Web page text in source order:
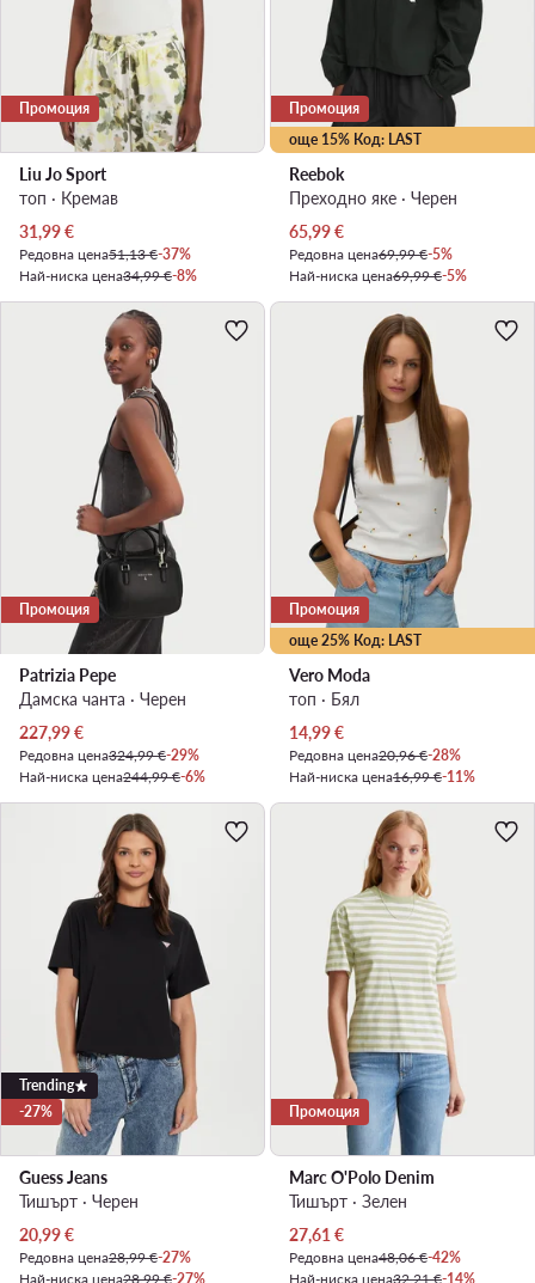
Промоция
Liu Jo Sport
топ · Кремав
Актуална цена
31,99€
Редовна цена51,13 €-37%
Най-ниска цена34,99 €-8%
още 15% Код: LAST
Промоция
Reebok
Преходно яке · Черен
Актуална цена
65,99€
Редовна цена69,99 €-5%
Най-ниска цена69,99 €-5%
Промоция
Patrizia Pepe
Дамска чанта · Черен
Актуална цена
227,99€
Редовна цена324,99 €-29%
Най-ниска цена244,99 €-6%
още 25% Код: LAST
Промоция
Vero Moda
топ · Бял
Актуална цена
14,99€
Редовна цена20,96 €-28%
Най-ниска цена16,99 €-11%
Trending
-27%
Guess Jeans
Тишърт · Черен
Актуална цена
20,99€
Редовна цена28,99 €-27%
Най-ниска цена28,99 €-27%
Промоция
Marc O'Polo Denim
Тишърт · Зелен
Актуална цена
27,61 €
Редовна цена48,06 €-42%
Най-ниска цена32,21 €-14%